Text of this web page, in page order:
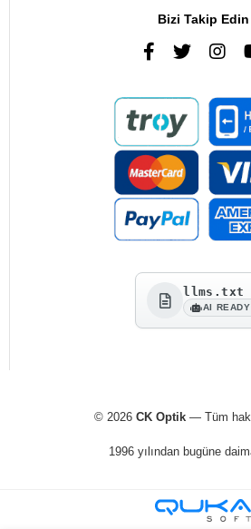
Bizi Takip Edin
llms.txt
AI READY
© 2026 CK Optik— Tüm
1996 yılından bugüne